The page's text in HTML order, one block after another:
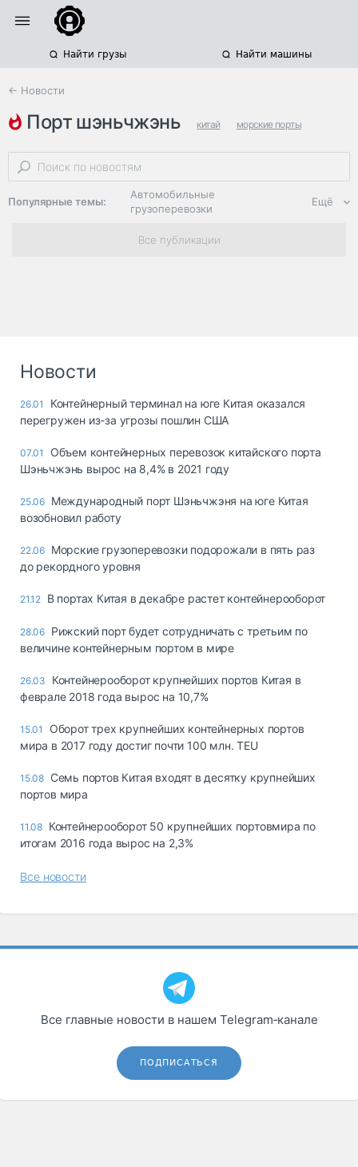
Найти грузы Найти машины
← Новости
порт шэньчжэнь китай морские порты
контейнерные грузоперевозки
Популярные темы:
Автомобильные
грузоперевозки
Региональная
логистика
опасные грузы
страхование
Склады и
Коммерческий
транспорт
Спецтехника
Автосервис,
запчасти, шины
Топливо, масла и
автохимия
Дзен
Ещё
Все публикации
Новости
26.01
Контейнерный терминал на юге Китая оказался
перегружен из-за угрозы пошлин США
07.01
Объем контейнерных перевозок китайского порта
Шэньчжэнь вырос на 8,4% в 2021 году
25.06 Международный порт Шэньчжэня на юге Китая
возобновил работу
22.06 Морские грузоперевозки подорожали в пять раз
до рекордного уровня
21.12 В портах Китая в декабре растет контейнерооборот
28.06 Рижский порт будет сотрудничать с третьим по
величине контейнерным портом в мире
26.03
Контейнерооборот крупнейших портов Китая в
феврале 2018 года вырос на 10,7%
15.01
Оборот трех крупнейших контейнерных портов
мира в 2017 году достиг почти 100 млн. TEU
15.08 Семь портов Китая входят в десятку крупнейших
портов мира
11.08 Контейнерооборот 50 крупнейших портовмира по
итогам 2016 года вырос на 2,3%
Все новости
Все главные новости в нашем Telegram‑канале
ПОДПИСАТЬСЯ